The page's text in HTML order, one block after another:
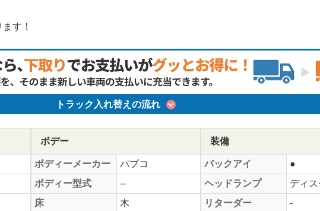
す！
トラック入れ替えの流れ
ボデー
ボディーメーカー
パブコ
ボディー型式
--
床
木
装備
バックアイ
●
ヘッドランプ
ディ
リターダー
-